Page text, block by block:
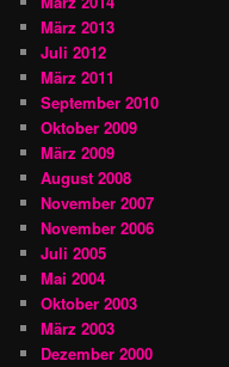
März 2013
Juli 2012
März 2011
September 2010
Oktober 2009
März 2009
August 2008
November 2007
November 2006
Juli 2005
Mai 2004
Oktober 2003
März 2003
Dezember 2000